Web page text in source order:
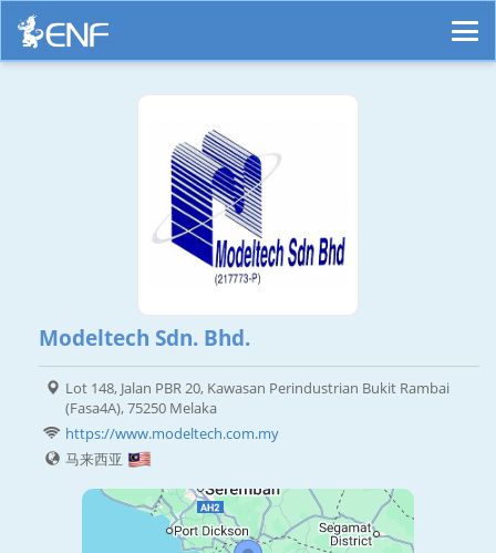
Modeltech Sdn. Bhd.
Lot 148, Jalan PBR 20, Kawasan Perindustrian Bukit Rambai
(Fasa4A), 75250 Melaka
https://www.modeltech.com.my
马来西亚